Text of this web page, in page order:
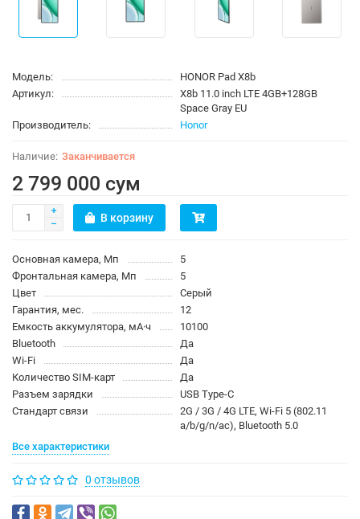
Модель:
HONOR Pad X8b
Артикул:
X8b 11.0 inch LTE 4GB+128GB
Space Gray EU
Производитель:
Honor
Заканчивается
2 799 000 сум
В корзину
Основная камера, Мп
5
Фронтальная камера, Мп
5
Цвет
Серый
Гарантия, мес.
12
Емкость аккумулятора, мА·ч
10100
Bluetooth
Да
Wi-Fi
Да
Количество SIM-карт
Да
Разъем зарядки
USB Type-C
Стандарт связи
2G / 3G / 4G LTE, Wi-Fi 5 (802.11
a/b/g/n/ac), Bluetooth 5.0
Все характеристики
0 отзывов